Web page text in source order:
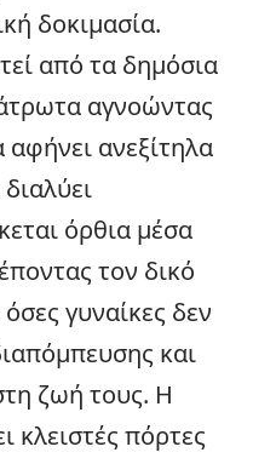
δοκιμασία.
από τα δημόσια
αγνοώντας
ανεξίτηλα
όρθια μέσα
τον δικό
γυναίκες δεν
και
ζωή τους. Η
κλειστές πόρτες